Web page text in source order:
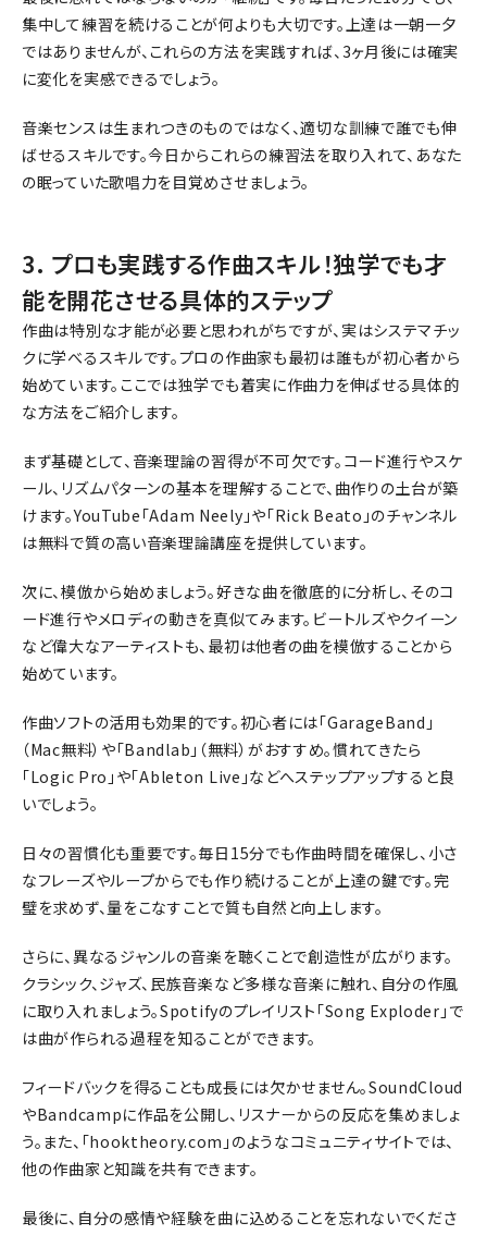
集中して練習を続けることが何よりも大切です。上達は一朝一夕
ではありませんが、これらの方法を実践すれば、3ヶ月後には確実
に変化を実感できるでしょう。
音楽センスは生まれつきのものではなく、適切な訓練で誰でも伸
ばせるスキルです。今日からこれらの練習法を取り入れて、あなた
の眠っていた歌唱力を目覚めさせましょう。
3. プロも実践する作曲スキル！独学でも才
能を開花させる具体的ステップ
作曲は特別な才能が必要と思われがちですが、実はシステマチッ
クに学べるスキルです。プロの作曲家も最初は誰もが初心者から
始めています。ここでは独学でも着実に作曲力を伸ばせる具体的
な方法をご紹介します。
まず基礎として、音楽理論の習得が不可欠です。コード進行やスケ
ール、リズムパターンの基本を理解することで、曲作りの土台が築
けます。YouTube「Adam Neely」や「Rick Beato」のチャンネル
は無料で質の高い音楽理論講座を提供しています。
次に、模倣から始めましょう。好きな曲を徹底的に分析し、そのコ
ード進行やメロディの動きを真似てみます。ビートルズやクイーン
など偉大なアーティストも、最初は他者の曲を模倣することから
始めています。
作曲ソフトの活用も効果的です。初心者には「GarageBand」
（Mac無料）や「Bandlab」（無料）がおすすめ。慣れてきたら
「Logic Pro」や「Ableton Live」などへステップアップすると良
いでしょう。
日々の習慣化も重要です。毎日15分でも作曲時間を確保し、小さ
なフレーズやループからでも作り続けることが上達の鍵です。完
璧を求めず、量をこなすことで質も自然と向上します。
さらに、異なるジャンルの音楽を聴くことで創造性が広がります。
クラシック、ジャズ、民族音楽など多様な音楽に触れ、自分の作風
に取り入れましょう。Spotifyのプレイリスト「Song Exploder」で
は曲が作られる過程を知ることができます。
フィードバックを得ることも成長には欠かせません。SoundCloud
やBandcampに作品を公開し、リスナーからの反応を集めましょ
う。また、「hooktheory.com」のようなコミュニティサイトでは、
他の作曲家と知識を共有できます。
最後に、自分の感情や経験を曲に込めることを忘れないでくださ